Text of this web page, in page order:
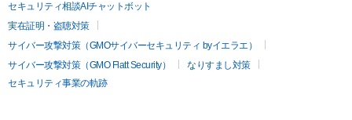
セキュリティ相談AIチャットボット
実在証明・盗聴対策
サイバー攻撃対策（GMOサイバーセキュリティ byイエラエ）
サイバー攻撃対策（GMO Flatt Security）
なりすまし対策
セキュリティ事業の軌跡